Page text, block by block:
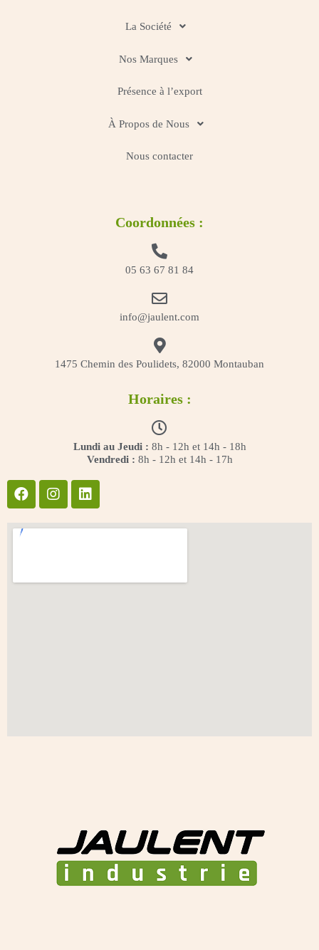
La Société
Nos Marques
Présence à l’export
À Propos de Nous
Nous contacter
Coordonnées :
05 63 67 81 84
info@jaulent.com
1475 Chemin des Poulidets, 82000 Montauban
Horaires :
Lundi au Jeudi : 8h - 12h et 14h - 18h
Vendredi : 8h - 12h et 14h - 17h